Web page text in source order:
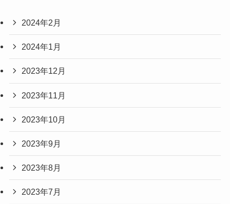
2024年2月
2024年1月
2023年12月
2023年11月
2023年10月
2023年9月
2023年8月
2023年7月